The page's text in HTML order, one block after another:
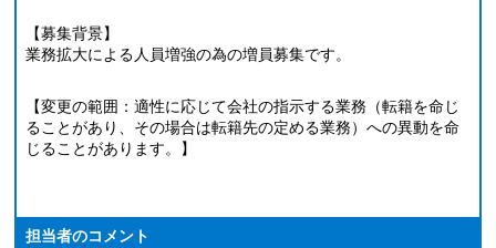
【募集背景】
業務拡大による人員増強の為の増員募集です。
【変更の範囲：適性に応じて会社の指示する業務（転籍を命じ
ることがあり、その場合は転籍先の定める業務）への異動を命
じることがあります。】
担当者のコメント